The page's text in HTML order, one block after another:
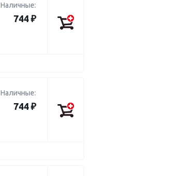
Наличные:
744 ₽
Наличные:
744 ₽